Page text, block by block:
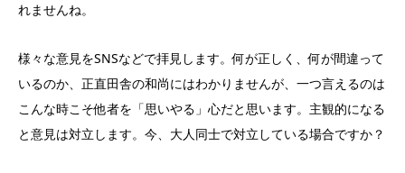
れませんね。
様々な意見をSNSなどで拝見します。何が正しく、何が間違って
いるのか、正直田舎の和尚にはわかりませんが、一つ言えるのは
こんな時こそ他者を「思いやる」心だと思います。主観的になる
と意見は対立します。今、大人同士で対立している場合ですか？